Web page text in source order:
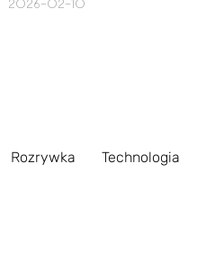
2026-02-10
Rozrywka Technologia